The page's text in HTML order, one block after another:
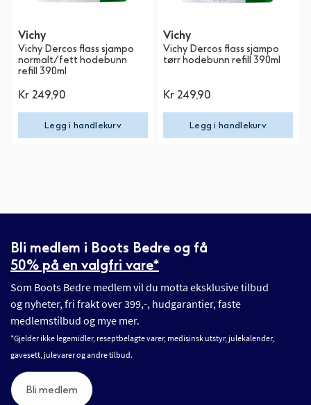
Vichy
Vichy Dercos flass sjampo
normalt/fett hodebunn
refill 390ml
Kr 249,90
Legg i handlekurv
Vichy
Vichy Dercos flass sjampo
tørr hodebunn refill 390ml
Kr 249,90
Legg i handlekurv
Bli medlem i Boots Bedre og få
50% på en valgfri vare*
Som Boots Bedre medlem vil du motta eksklusive tilbud
og nyheter, fri frakt over 399,-, hudgarantier, faste
medlemstilbud og mye mer.
*Gjelder ikke legemidler, reseptbelagte varer, medisinsk utstyr, julekalender,
gavesett, julevarer og andre tilbud.
Bli medlem